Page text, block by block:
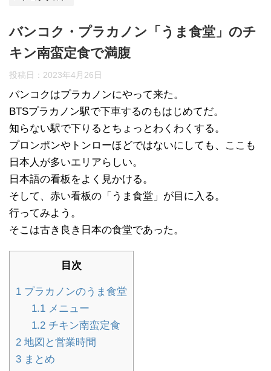
バンコク・プラカノン「うま食堂」のチ
キン南蛮定食で満腹
投稿日： 2023年4月26日
バンコクはプラカノンにやって来た。
BTSプラカノン駅で下車するのもはじめてだ。
知らない駅で下りるとちょっとわくわくする。
プロンポンやトンローほどではないにしても、ここも
日本人が多いエリアらしい。
日本語の看板をよく見かける。
そして、赤い看板の「うま食堂」が目に入る。
行ってみよう。
そこは古き良き日本の食堂であった。
目次
1 プラカノンのうま食堂
1.1メニュー
1.2チキン南蛮定食
2 地図と営業時間
3 まとめ